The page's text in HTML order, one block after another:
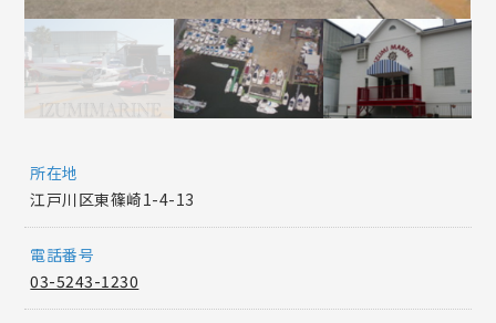
所在地
江戸川区東篠崎1-4-13
電話番号
03-5243-1230